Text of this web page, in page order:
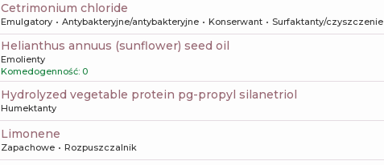
cetrimonium chloride
Emulgatory Antybakteryjne/antybakteryjne Konserwant Surfaktanty/czyszczenie
helianthus annuus (sunflower) seed oil
Emolienty
Komedogenność: 0
hydrolyzed vegetable protein pg-propyl silanetriol
Humektanty
limonene
Zapachowe Rozpuszczalnik